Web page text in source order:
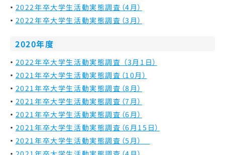
2022年卒大学生活動実態調査（4月）
2022年卒大学生活動実態調査（3月）
2020年度
2022年卒大学生活動実態調査 （3月1日）
2021年卒大学生活動実態調査（10月）
2021年卒大学生活動実態調査（8月）
2021年卒大学生活動実態調査（7月）
2021年卒大学生活動実態調査（6月）
2021年卒大学生活動実態調査（6月15日）
2021年卒大学生活動実態調査（5月）